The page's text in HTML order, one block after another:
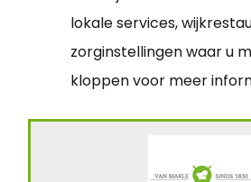
lokale services,
zorginstellingen waar u
kloppen voor meer